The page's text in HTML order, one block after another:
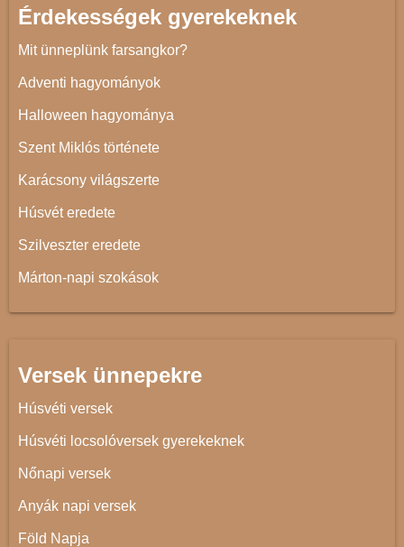
Érdekességek gyerekeknek
Mit ünneplünk farsangkor?
Adventi hagyományok
Halloween hagyománya
Szent Miklós története
Karácsony világszerte
Húsvét eredete
Szilveszter eredete
Márton-napi szokások
Versek ünnepekre
Húsvéti versek
Húsvéti locsolóversek gyerekeknek
Nőnapi versek
Anyák napi versek
Föld Napja